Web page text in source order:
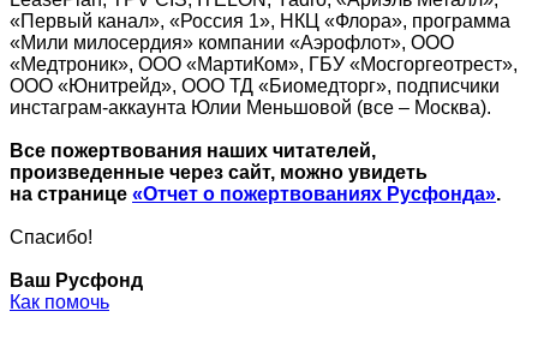
«Первый канал», «Россия 1», НКЦ «Флора», программа
«Мили милосердия» компании «Аэрофлот», ООО
«Медтроник», ООО «МартиКом», ГБУ «Мосгоргеотрест»,
ООО «Юнитрейд», ООО ТД «Биомедторг», подписчики
инстаграм-аккаунта Юлии Меньшовой (все – Москва).
Все пожертвования наших читателей,
произведенные через сайт, можно увидеть
на странице «Отчет о пожертвованиях Русфонда».
Спасибо!
Ваш Русфонд
Как помочь